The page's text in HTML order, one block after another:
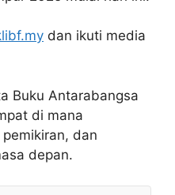
dan ikuti media
Buku Antarabangsa
di mana
dan
depan.